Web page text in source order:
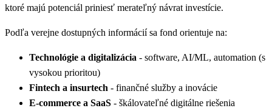
ktoré majú potenciál priniesť merateľný návrat investície.
Podľa verejne dostupných informácií sa fond orientuje na:
Technológie a digitalizácia - software, AI/ML, automation (s
vysokou prioritou)
Fintech a insurtech - finančné služby a inovácie
E-commerce a SaaS - škálovateľné digitálne riešenia